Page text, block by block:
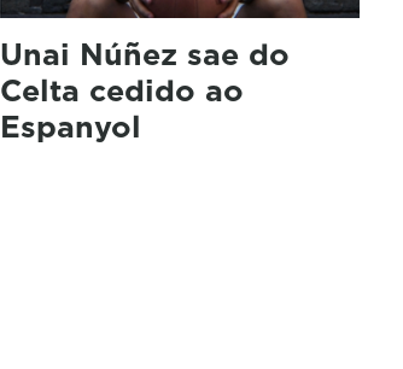
Unai Núñez sae do
Celta cedido ao
Espanyol